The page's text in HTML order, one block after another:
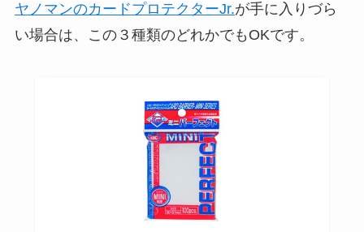
ヤノマンのカードプロテクターJr.が手に入りづら
い場合は、この３種類のどれかでもOKです。